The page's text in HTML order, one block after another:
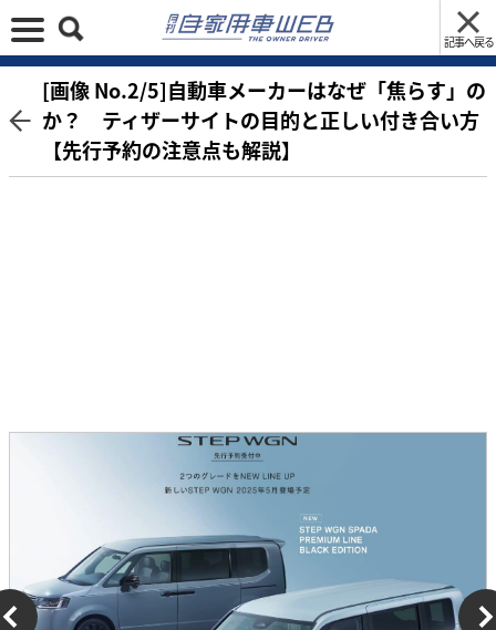
記事へ戻る
[画像 No.2/5]自動車メーカーはなぜ「焦らす」の
か？ ティザーサイトの目的と正しい付き合い方
【先行予約の注意点も解説】